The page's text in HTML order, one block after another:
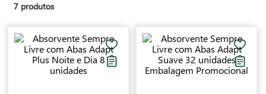
7 produtos